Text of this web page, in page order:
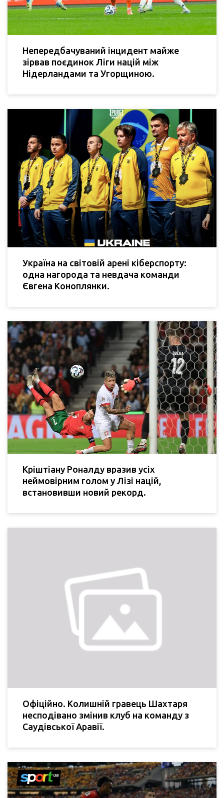
Непередбачуваний інцидент майже
зірвав поєдинок Ліги націй між
Нідерландами та Угорщиною.
Україна на світовій арені кіберспорту:
одна нагорода та невдача команди
Євгена Коноплянки.
Кріштіану Роналду вразив усіх
неймовірним голом у Лізі націй,
встановивши новий рекорд.
Офіційно. Колишній гравець Шахтаря
несподівано змінив клуб на команду з
Саудівської Аравії.